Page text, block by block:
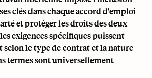
clés dans chaque accord d'emploi
et protéger les droits des deux
exigences spécifiques puissent
selon le type de contrat et la nature
termes sont universellement